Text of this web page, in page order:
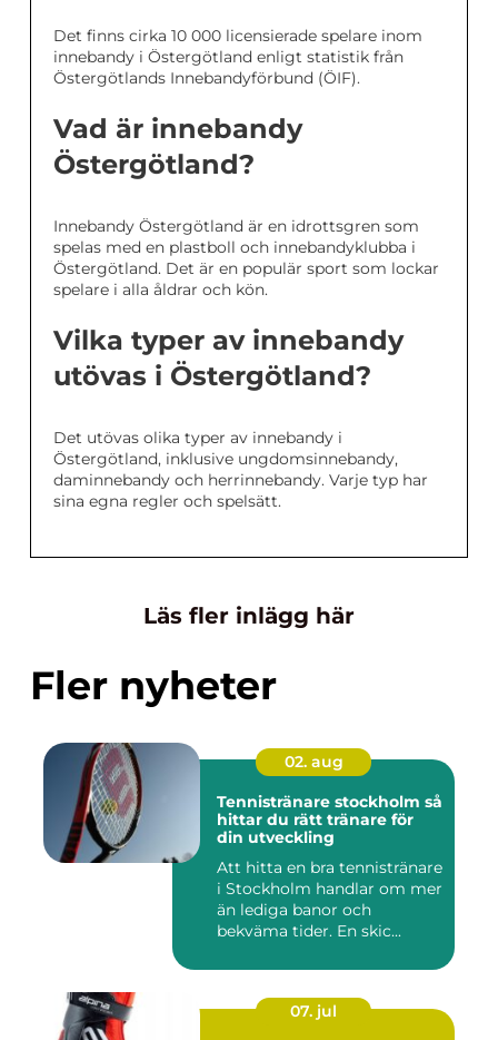
Det finns cirka 10 000 licensierade spelare inom
innebandy i Östergötland enligt statistik från
Östergötlands Innebandyförbund (ÖIF).
Vad är innebandy
Östergötland?
Innebandy Östergötland är en idrottsgren som
spelas med en plastboll och innebandyklubba i
Östergötland. Det är en populär sport som lockar
spelare i alla åldrar och kön.
Vilka typer av innebandy
utövas i Östergötland?
Det utövas olika typer av innebandy i
Östergötland, inklusive ungdomsinnebandy,
daminnebandy och herrinnebandy. Varje typ har
sina egna regler och spelsätt.
Läs fler inlägg här
Fler nyheter
02. aug
Tennistränare stockholm så
hittar du rätt tränare för
din utveckling
Att hitta en bra tennistränare
i Stockholm handlar om mer
än lediga banor och
bekväma tider. En skic...
07. jul